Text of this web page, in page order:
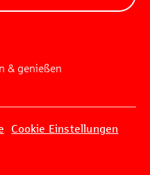
& genießen
Cookie Einstellungen